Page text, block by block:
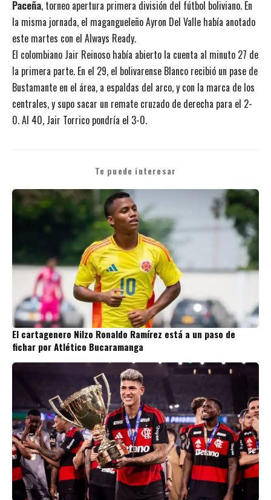
Paceña, torneo apertura primera división del fútbol boliviano. En
la misma jornada, el magangueleño Ayron Del Valle había anotado
este martes con el Always Ready.
El colombiano Jair Reinoso había abierto la cuenta al minuto 27 de
la primera parte. En el 29, el bolivarense Blanco recibió un pase de
Bustamante en el área, a espaldas del arco, y con la marca de los
centrales, y supo sacar un remate cruzado de derecha para el 2-
0. Al 40, Jair Torrico pondría el 3-0.
Te puede interesar
El cartagenero Nilzo Ronaldo Ramírez está a un paso de
fichar por Atlético Bucaramanga